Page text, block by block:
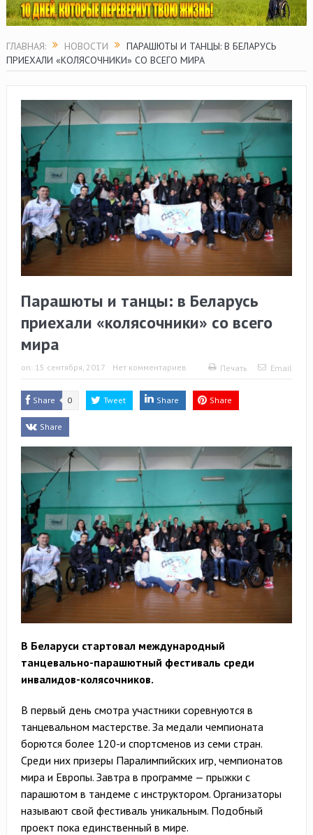
ГЛАВНАЯ: НОВОСТИ
ПАРАШЮТЫ И ТАНЦЫ: В БЕЛАРУСЬ
ПРИЕХАЛИ «КОЛЯСОЧНИКИ» СО ВСЕГО МИРА
Парашюты и танцы: в Беларусь
приехали «колясочники» со всего
мира
on: 15 сентября, 2017 Нет комментариев Печать Email
Share 0 Tweet Share Share
Share
В Беларуси стартовал международный
танцевально-парашютный фестиваль среди
инвалидов-колясочников.
В первый день смотра участники соревнуются в
танцевальном мастерстве. За медали чемпионата
борются более 120-и спортсменов из семи стран.
Среди них призеры Паралимпийских игр, чемпионатов
мира и Европы. Завтра в программе — прыжки с
парашютом в тандеме с инструктором. Организаторы
называют свой фестиваль уникальным. Подобный
проект пока единственный в мире.